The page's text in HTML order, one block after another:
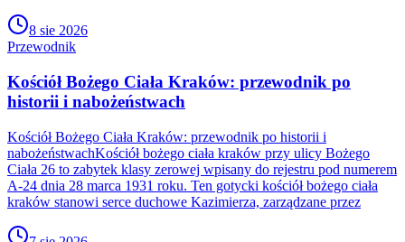
8 sie 2026
Przewodnik
Kościół Bożego Ciała Kraków: przewodnik po
historii i nabożeństwach
Kościół Bożego Ciała Kraków: przewodnik po historii i
nabożeństwachKościół bożego ciała kraków przy ulicy Bożego
Ciała 26 to zabytek klasy zerowej wpisany do rejestru pod numerem
A-24 dnia 28 marca 1931 roku. Ten gotycki kościół bożego ciała
kraków stanowi serce duchowe Kazimierza, zarządzane przez